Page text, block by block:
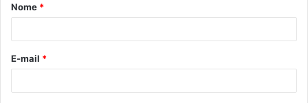
r
*
Nome *
E-mail *